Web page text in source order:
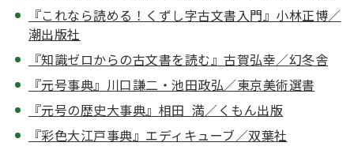
『これなら読める！くずし字古文書入門』小林正博／
潮出版社
『知識ゼロからの古文書を読む』古賀弘幸／幻冬舎
『元号事典』川口謙二・池田政弘／東京美術選書
『元号の歴史大事典』相田 満／くもん出版
『彩色大江戸事典』エディキューブ／双葉社